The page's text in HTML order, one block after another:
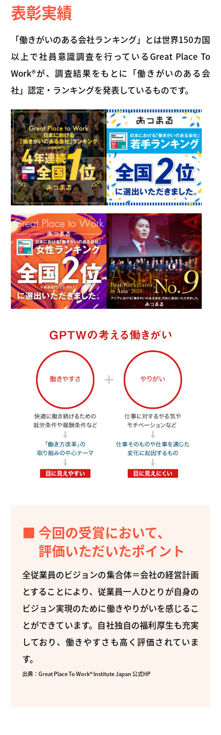
表彰実績
「働きがいのある会社ランキング」とは世界150カ国
以上で社員意識調査を行っているGreat Place To
Work®が、調査結果をもとに「働きがいのある会
社」認定・ランキングを発表しているものです。
■ 今回の受賞において、
評価いただいたポイント
全従業員のビジョンの集合体＝会社の経営計画
とすることにより、従業員一人ひとりが自身の
ビジョン実現のために働きやりがいを感じるこ
とができています。自社独自の福利厚生も充実
しており、働きやすさも高く評価されていま
す。
出典：Great Place To Work® Institute Japan 公式HP